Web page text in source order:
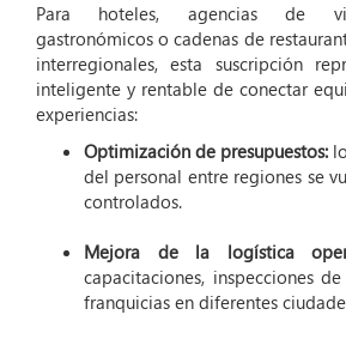
Para hoteles, agencias de
gastronómicos o cadenas de
interregionales, esta suscripción
inteligente y rentable de conectar
experiencias:
Optimización de presupuestos:
del personal entre regiones se
controlados.
Mejora de la logística
capacitaciones, inspecciones
franquicias en diferentes